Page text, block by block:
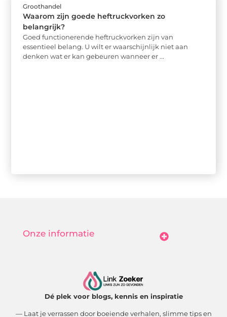
Groothandel
Waarom zijn goede heftruckvorken zo
belangrijk?
Goed functionerende heftruckvorken zijn van
essentieel belang. U wilt er waarschijnlijk niet aan
denken wat er kan gebeuren wanneer er ...
Dé plek voor blogs, kennis en inspiratie
— Laat je verrassen door boeiende verhalen, slimme tips en
Onze informatie